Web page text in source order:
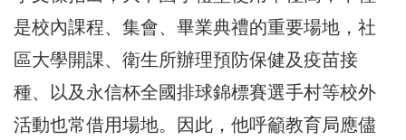
是校內課程、集會、畢業典禮的重要場地，社
區大學開課、衛生所辦理預防保健及疫苗接
種、以及永信杯全國排球錦標賽選手村等校外
活動也常借用場地。因此，他呼籲教育局應儘